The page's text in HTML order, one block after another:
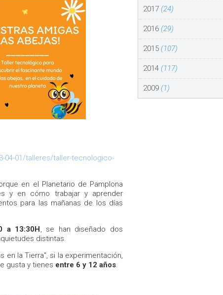
04-01/talleres/taller-tecnologico-
en el Planetario de Pamplona
y en cómo trabajar y aprender
para las mañanas de los días
a 13:30H , se han diseñado dos
distintas.
en la Tierra", si la experimentación,
gusta y tienes entre 6 y 12 años
2017 (24)
2016 (29)
2015 (107)
2014 (117)
2009 (1)